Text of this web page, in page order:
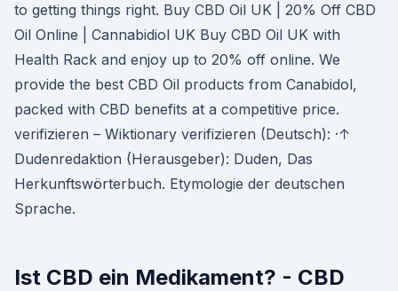
to getting things right. Buy CBD Oil UK | 20% Off CBD
Oil Online | Cannabidiol UK Buy CBD Oil UK with
Health Rack and enjoy up to 20% off online. We
provide the best CBD Oil products from Canabidol,
packed with CBD benefits at a competitive price.
verifizieren – Wiktionary verifizieren (Deutsch): ·↑
Dudenredaktion (Herausgeber): Duden, Das
Herkunftswörterbuch. Etymologie der deutschen
Sprache.
Ist CBD ein Medikament? - CBD